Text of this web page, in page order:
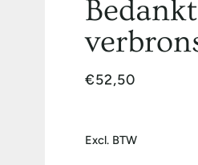
€52,50
Excl. BTW